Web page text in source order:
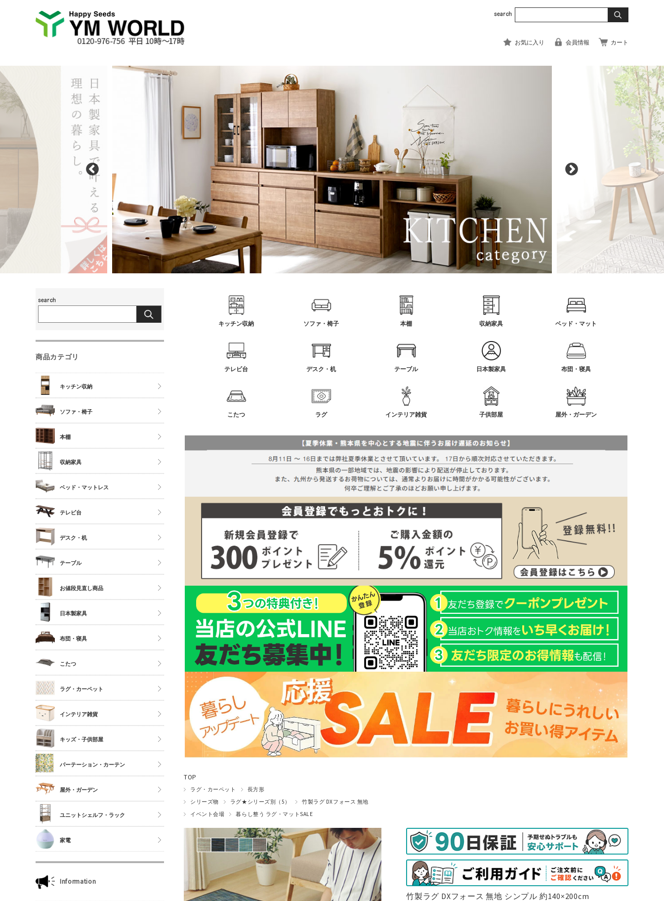
お気に入り 会員情報 カート
キッチン収納 ソファ・椅子 本棚 収納家具 ベッド・マット
テレビ台 デスク・机 テーブル 日本製家具 布団・寝具
こたつ ラグ インテリア雑貨 子供部屋 屋外・ガーデン
TOP
ラグ・カーペット
長方形
シリーズ物
ラグ★シリーズ別（5）
竹製ラグ DXフォース 無地
イベント会場
暮らし整う ラグ・マットSALE
竹製ラグ DXフォース 無地 シンプル 約140×200cm
商品カテゴリ
キッチン収納
食器棚
レンジ台
キッチンカウンター
ストッカー
ソファ・椅子
チェア
ソファ
座椅子
本棚
ミドルタイプ
ディスプレイラック
収納家具
タンス・チェスト
サニタリー
多目的収納
ベッド・マットレス
マットレス単品
シングル
セミダブル
テレビ台
ロータイプ
伸縮・変形・コーナー
デスク・机
デスク
サイドチェスト
テーブル
センターテーブル
サイドテーブル
お値段見直し商品
日本製家具
布団・寝具
シングル
セミダブル
ダブル以上
夏物布団
冬物布団
枕・抱き枕
マットレス単品
こたつ
こたつ
こたつ布団
ラグ・カーペット
正方形
長方形
円形
キッチンマット
玄関マット
インテリア雑貨
アクセサリーケース
照明・ライト
コスメボックス
収納雑貨
玄関雑貨
キッチン雑貨
ミラー・ドレッサー
本立て・マガジンラック
キッズ・子供部屋
パーテーション・カーテン
カーテン・ブラインド
屋外・ガーデン
ユニットシェルフ・ラック
ユニットシェルフWiLLシリーズ
ジュリオシリーズ
家電
Information